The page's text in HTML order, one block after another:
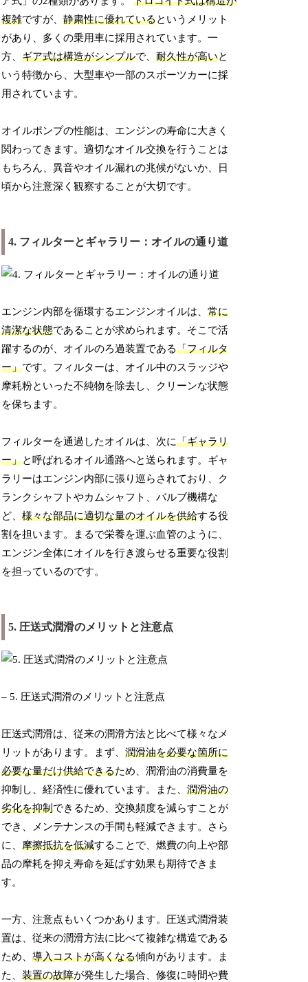
複雑ですが、静粛性に優れているというメリット
があり、多くの乗用車に採用されています。一
方、ギア式は構造がシンプルで、耐久性が高いと
いう特徴から、大型車や一部のスポーツカーに採
用されています。
オイルポンプの性能は、エンジンの寿命に大きく
関わってきます。適切なオイル交換を行うことは
もちろん、異音やオイル漏れの兆候がないか、日
頃から注意深く観察することが大切です。
4. フィルターとギャラリー：オイルの通り道
エンジン内部を循環するエンジンオイルは、常に
清潔な状態であることが求められます。そこで活
躍するのが、オイルのろ過装置である「フィルタ
ー」です。フィルターは、オイル中のスラッジや
摩耗粉といった不純物を除去し、クリーンな状態
を保ちます。
フィルターを通過したオイルは、次に「ギャラリ
ー」と呼ばれるオイル通路へと送られます。ギャ
ラリーはエンジン内部に張り巡らされており、ク
ランクシャフトやカムシャフト、バルブ機構な
ど、様々な部品に適切な量のオイルを供給する役
割を担います。まるで栄養を運ぶ血管のように、
エンジン全体にオイルを行き渡らせる重要な役割
を担っているのです。
5. 圧送式潤滑のメリットと注意点
– 5. 圧送式潤滑のメリットと注意点
圧送式潤滑は、従来の潤滑方法と比べて様々なメ
リットがあります。まず、潤滑油を必要な箇所に
必要な量だけ供給できるため、潤滑油の消費量を
抑制し、経済性に優れています。また、潤滑油の
劣化を抑制できるため、交換頻度を減らすことが
でき、メンテナンスの手間も軽減できます。さら
に、摩擦抵抗を低減することで、燃費の向上や部
品の摩耗を抑え寿命を延ばす効果も期待できま
す。
一方、注意点もいくつかあります。圧送式潤滑装
置は、従来の潤滑方法に比べて複雑な構造である
ため、導入コストが高くなる傾向があります。ま
た、装置の故障が発生した場合、修復に時間や費